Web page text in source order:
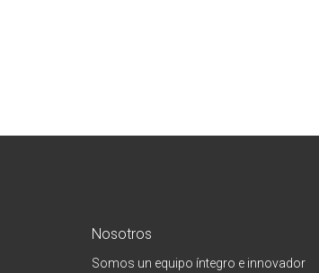
Nosotros
Somos un equipo íntegro e innovador